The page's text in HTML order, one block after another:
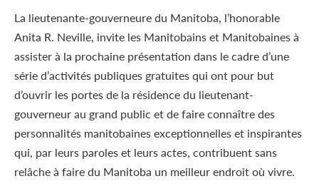
La lieutenante-gouverneure du Manitoba, l’honorable
Anita R. Neville, invite les Manitobains et Manitobaines à
assister à la prochaine présentation dans le cadre d’une
série d’activités publiques gratuites qui ont pour but
d’ouvrir les portes de la résidence du lieutenant-
gouverneur au grand public et de faire connaître des
personnalités manitobaines exceptionnelles et inspirantes
qui, par leurs paroles et leurs actes, contribuent sans
relâche à faire du Manitoba un meilleur endroit où vivre.